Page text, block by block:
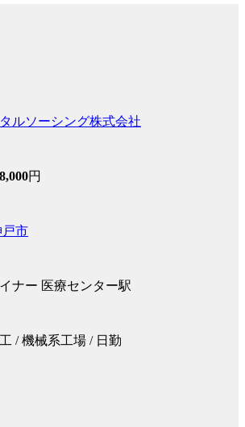
ルソーシング株式会社
円
戸市
ナー 医療センター駅
/ 機械系工場 / 日勤